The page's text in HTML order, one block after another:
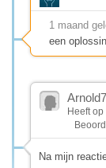
1 maand
een
Heeft
Na mijn